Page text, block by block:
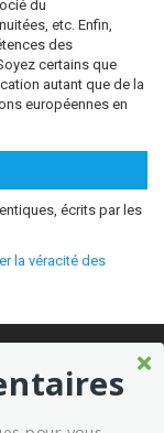
du
etc. Enfin,
des
certains que
autant que de la
européennes en
écrits par les
la véracité des